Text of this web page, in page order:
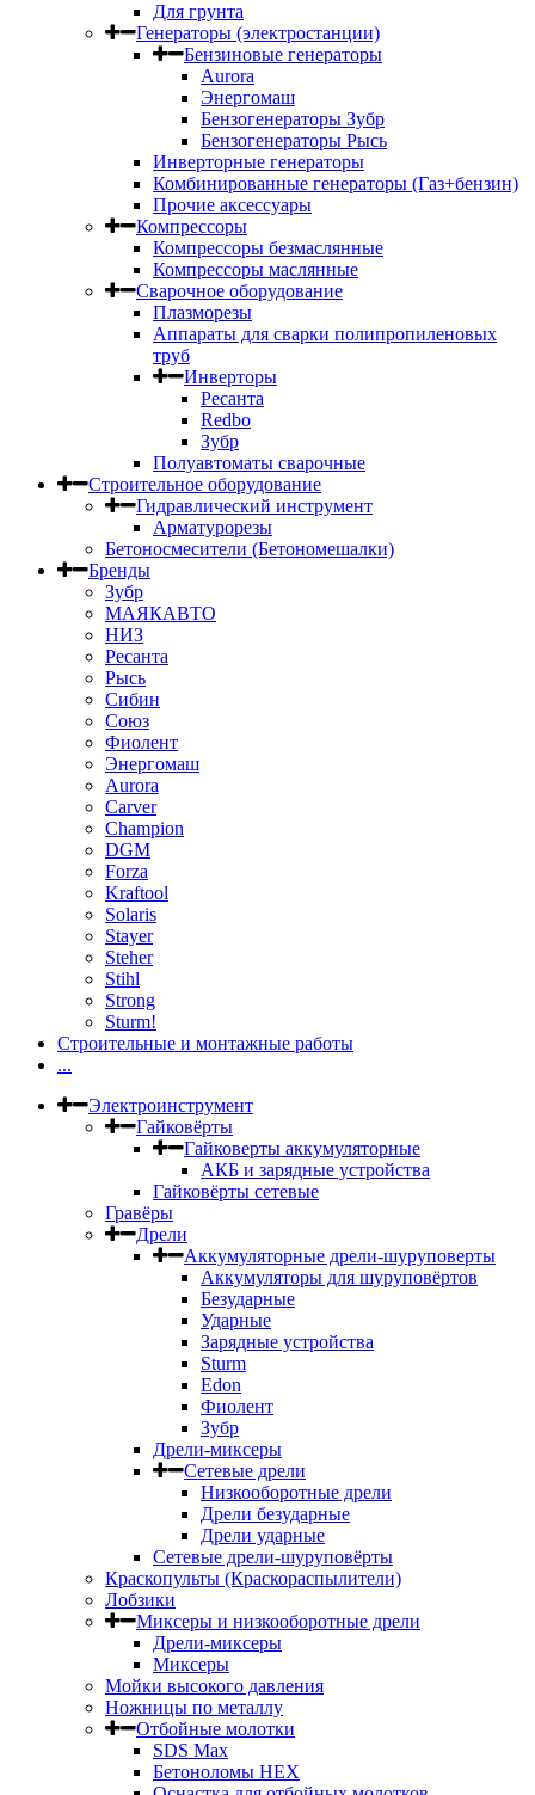
Для грунта
Генераторы (электростанции)
Бензиновые генераторы
Aurora
Энергомаш
Бензогенераторы Зубр
Бензогенераторы Рысь
Инверторные генераторы
Комбинированные генераторы (Газ+бензин)
Прочие аксессуары
Компрессоры
Компрессоры безмаслянные
Компрессоры маслянные
Сварочное оборудование
Плазморезы
Аппараты для сварки полипропиленовых
труб
Инверторы
Ресанта
Redbo
Зубр
Полуавтоматы сварочные
Строительное оборудование
Гидравлический инструмент
Арматурорезы
Бетоносмесители (Бетономешалки)
Бренды
Зубр
МАЯКАВТО
НИЗ
Ресанта
Рысь
Сибин
Союз
Фиолент
Энергомаш
Aurora
Carver
Champion
DGM
Forza
Kraftool
Solaris
Stayer
Steher
Stihl
Strong
Sturm!
Строительные и монтажные работы
...
Электроинструмент
Гайковёрты
Гайковерты аккумуляторные
АКБ и зарядные устройства
Гайковёрты сетевые
Гравёры
Дрели
Аккумуляторные дрели-шуруповерты
Аккумуляторы для шуруповёртов
Безударные
Ударные
Зарядные устройства
Sturm
Edon
Фиолент
Зубр
Дрели-миксеры
Сетевые дрели
Низкооборотные дрели
Дрели безударные
Дрели ударные
Сетевые дрели-шуруповёрты
Краскопульты (Краскораспылители)
Лобзики
Миксеры и низкооборотные дрели
Дрели-миксеры
Миксеры
Мойки высокого давления
Ножницы по металлу
Отбойные молотки
SDS Max
Бетоноломы HEX